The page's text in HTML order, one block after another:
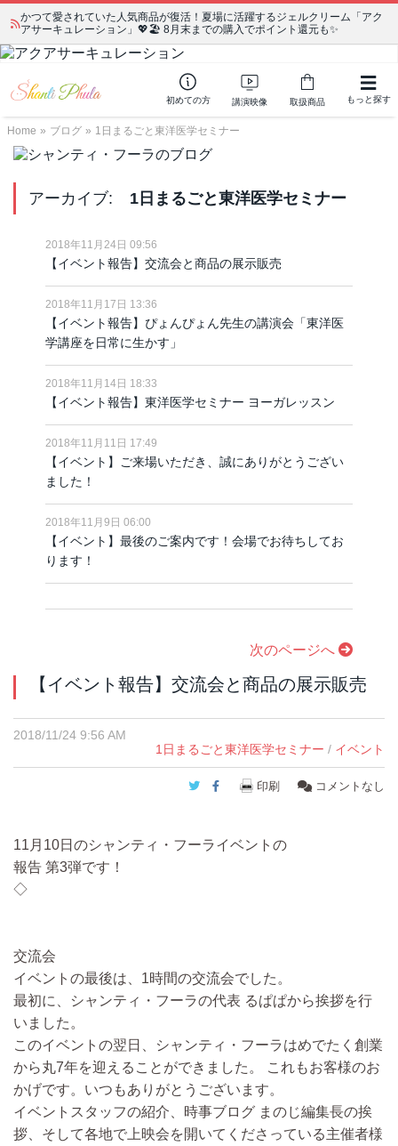
かつて愛されていた人気商品が復活！夏場に活躍するジェルクリーム「アク
アサーキュレーション」💖🏖️ 8月末までの購入でポイント還元も✨
宗教学講座 中級コース 第139回 明治以降の日本の闇３ 〜日本の黒幕た
ちの出自／在日が入り込むヤクザ／朝鮮進駐軍から始まったパチンコ利権
初めての方 講演映像 取扱商品 もっと探す
Home » ブログ » 1日まるごと東洋医学セミナー
アーカイブ: 1日まるごと東洋医学セミナー
2018年11月24日 09:56
【イベント報告】交流会と商品の展示販売
2018年11月17日 13:36
【イベント報告】ぴょんぴょん先生の講演会「東洋医
学講座を日常に生かす」
2018年11月14日 18:33
【イベント報告】東洋医学セミナー ヨーガレッスン
2018年11月11日 17:49
【イベント】ご来場いただき、誠にありがとうござい
ました！
2018年11月9日 06:00
【イベント】最後のご案内です！会場でお待ちしてお
ります！
次のページへ
【イベント報告】交流会と商品の展示販売
2018/11/24 9:56 AM
1日まるごと東洋医学セミナー / イベント
Twitter
Facebook
印刷 コメントなし
11月10日のシャンティ・フーライベントの
報告 第3弾です！
◇
交流会
イベントの最後は、1時間の交流会でした。
最初に、
シャンティ・フーラの代表 るぱぱから挨拶を行
いました。
このイベントの翌日、シャンティ・フーラはめでたく創業
から丸7年を迎えることができました。 これもお客様のお
かげです。いつもありがとうございます。
イベントスタッフの紹介、時事ブログ まのじ編集長の挨
拶、そして各地で上映会を開いてくださっている主催者様